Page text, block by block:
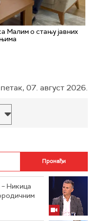
Малим о стању јавних
петак, 07. август 2026.
Никица